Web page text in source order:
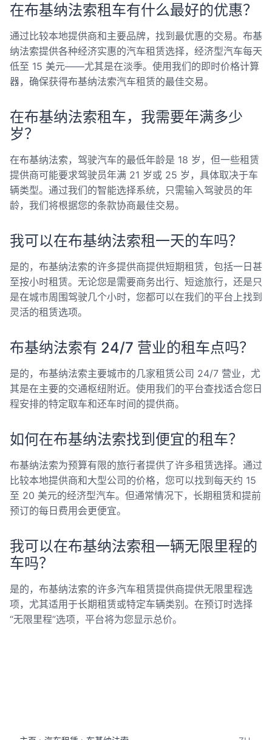
在布基纳法索租车有什么最好的优惠？
通过比较本地提供商和主要品牌，找到最优惠的交易。布基
纳法索提供各种经济实惠的汽车租赁选择，经济型汽车每天
低至 15 美元——尤其是在淡季。使用我们的即时价格计算
器，确保获得布基纳法索汽车租赁的最佳交易。
在布基纳法索租车，我需要年满多少
岁？
在布基纳法索，驾驶汽车的最低年龄是 18 岁，但一些租赁
提供商可能要求驾驶员年满 21 岁或 25 岁，具体取决于车
辆类型。通过我们的智能选择系统，只需输入驾驶员的年
龄，我们将根据您的条款协商最佳交易。
我可以在布基纳法索租一天的车吗？
是的，布基纳法索的许多提供商提供短期租赁，包括一日甚
至按小时租赁。无论您是需要商务出行、短途旅行，还是只
是在城市周围驾驶几个小时，您都可以在我们的平台上找到
灵活的租赁选项。
布基纳法索有 24/7 营业的租车点吗？
是的，布基纳法索主要城市的几家租赁公司 24/7 营业，尤
其是在主要的交通枢纽附近。使用我们的平台查找适合您日
程安排的特定取车和还车时间的提供商。
如何在布基纳法索找到便宜的租车？
布基纳法索为预算有限的旅行者提供了许多租赁选择。通过
比较本地提供商和大型公司的价格，您可以找到每天约 15
至 20 美元的经济型汽车。但通常情况下，长期租赁和提前
预订的每日费用会更便宜。
我可以在布基纳法索租一辆无限里程的
车吗？
是的，布基纳法索的许多汽车租赁提供商提供无限里程选
项，尤其适用于长期租赁或特定车辆类别。在预订时选择
“无限里程”选项，平台将为您显示总价。